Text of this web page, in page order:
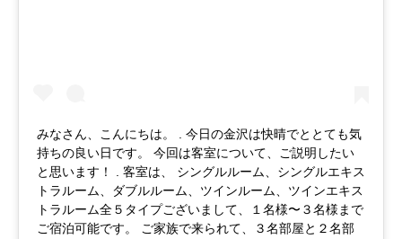
みなさん、こんにちは。 . 今日の金沢は快晴でととても気
持ちの良い日です。 今回は客室について、ご説明したい
と思います！ . 客室は、 シングルルーム、シングルエキス
トラルーム、ダブルルーム、ツインルーム、ツインエキス
トラルーム全５タイプございまして、１名様〜３名様まで
ご宿泊可能です。 ご家族で来られて、３名部屋と２名部